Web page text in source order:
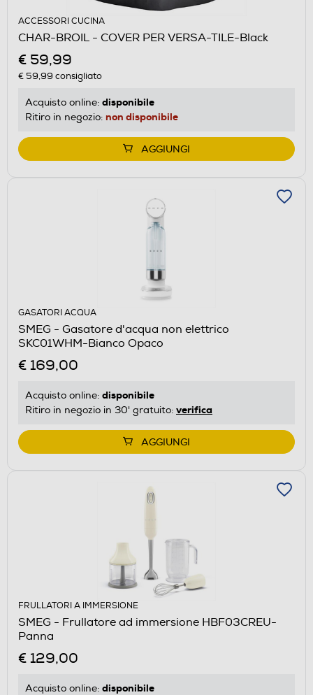
ACCESSORI CUCINA
CHAR-BROIL - COVER PER VERSA-TILE-Black
€ 59,99
€ 59,99 consigliato
Acquisto online: disponibile
Ritiro in negozio: non disponibile
AGGIUNGI
GASATORI ACQUA
SMEG - Gasatore d'acqua non elettrico
SKC01WHM-Bianco Opaco
€ 169,00
Acquisto online: disponibile
Ritiro in negozio in 30' gratuito: verifica
AGGIUNGI
FRULLATORI A IMMERSIONE
SMEG - Frullatore ad immersione HBF03CREU-
Panna
€ 129,00
Acquisto online: disponibile